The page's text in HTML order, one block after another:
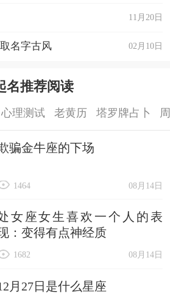
11月20日
02月10日
名字古风
名推荐阅读
心理测试 老黄历 塔罗牌占卜
骗金牛座的下场
08月14日
1464
女座女生喜欢一个人的表
：变得有点神经质
08月14日
1682
月27日是什么星座